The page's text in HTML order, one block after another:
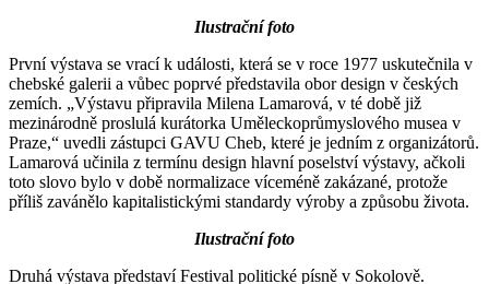
Ilustrační foto
První výstava se vrací k události, která se v roce 1977 uskutečnila v
chebské galerii a vůbec poprvé představila obor design v českých
zemích. „Výstavu připravila Milena Lamarová, v té době již
mezinárodně proslulá kurátorka Uměleckoprůmyslového musea v
Praze,“ uvedli zástupci GAVU Cheb, které je jedním z organizátorů.
Lamarová učinila z termínu design hlavní poselství výstavy, ačkoli
toto slovo bylo v době normalizace víceméně zakázané, protože
příliš zavánělo kapitalistickými standardy výroby a způsobu života.
Ilustrační foto
Druhá výstava představí Festival politické písně v Sokolově.